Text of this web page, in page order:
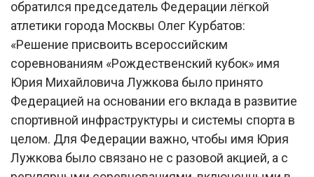
обратился председатель Федерации лёгкой
атлетики города Москвы Олег Курбатов:
«Решение присвоить всероссийским
соревнованиям «Рождественский кубок» имя
Юрия Михайловича Лужкова было принято
Федерацией на основании его вклада в развитие
спортивной инфраструктуры и системы спорта в
целом. Для Федерации важно, чтобы имя Юрия
Лужкова было связано не с разовой акцией, а с